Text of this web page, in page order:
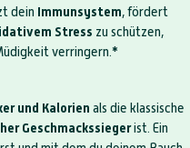
dein Immunsystem, fördert
Stress zu schützen,
verringern.*
und Kalorien als die klassische
Geschmackssiegerist. Ein